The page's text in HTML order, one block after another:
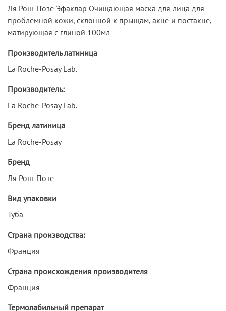
Ля Рош-Позе Эфаклар Очищающая маска для лица для
проблемной кожи, склонной к прыщам, акне и постакне,
матирующая с глиной 100мл
Производитель латиница
La Roche-Posay Lab.
Производитель:
La Roche-Posay Lab.
Бренд латиница
La Roche-Posay
Бренд
Ля Рош-Позе
Вид упаковки
Туба
Страна производства:
Франция
Страна происхождения производителя
Франция
Термолабильный препарат